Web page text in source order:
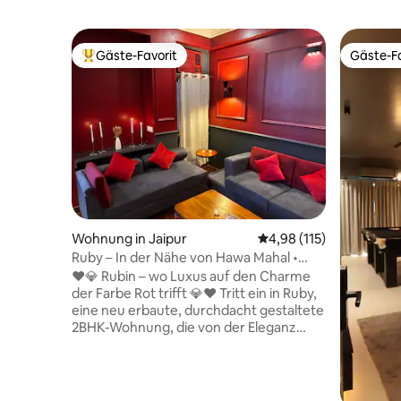
Beliebter Gäste-Favorit.
Gäste-Favorit
Wohnung in Jaipur Durchschnittliche
4,98 (115)
Ruby – In der Nähe von Hawa Mahal •
Neu gebautes 2BHK• Balkon
❤️💎 Rubin – wo Luxus auf den Charme
der Farbe Rot trifft 💎❤️ Tritt ein in Ruby,
eine neu erbaute, durchdacht gestaltete
2BHK-Wohnung, die von der Eleganz
Gäste-
Gäste-